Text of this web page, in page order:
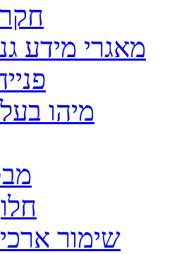
מאגרי מידע
מיהו
שימור